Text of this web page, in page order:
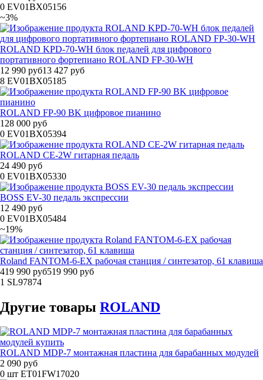
0 EV01BX05156
~3%
ROLAND KPD-70-WH блок педалей для цифрового
портативного фортепиано ROLAND FP-30-WH
12 990 руб13 427 руб
8 EV01BX05185
ROLAND FP-90 BK цифровое пианино
128 000 руб
0 EV01BX05394
ROLAND CE-2W гитарная педаль
24 490 руб
0 EV01BX05330
BOSS EV-30 педаль экспрессии
12 490 руб
0 EV01BX05484
~19%
Roland FANTOM-6-EX рабочая станция / синтезатор, 61 клавиша
419 990 руб519 990 руб
1 SL97874
Другие товары ROLAND
ROLAND MDP-7 монтажная пластина для барабанных модулей
2 090 руб
0 шт ET01FW17020